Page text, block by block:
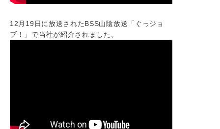
12月19日に放送されたBSS山陰放送「ぐっジョ
ブ！」で当社が紹介されました。